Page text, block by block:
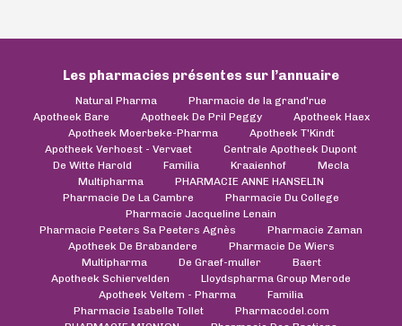
Les pharmacies présentes sur l’annuaire
Natural Pharma
Pharmacie de la grand'rue
Apotheek Bare
Apotheek De Pril Peggy
Apotheek Haex
Apotheek Moerbeke-Pharma
Apotheek T'Kindt
Apotheek Verhoest - Vervaet
Centrale Apotheek Dupont
De Witte Harold
Familia Kraaienhof
Mecla
Multipharma
PHARMACIE ANNE HANSELIN
Pharmacie De La Cambre
Pharmacie Du College
Pharmacie Jacqueline Lenain
Pharmacie Peeters Sa Peeters Agnès
Pharmacie Zaman
Apotheek De Brabandere
Pharmacie De Wiers
Multipharma
De Graef-muller
Baert
Apotheek Schiervelden
Lloydspharma Group Merode
Apotheek Veltem - Pharma
Familia
Pharmacie Isabelle Tollet
Pharmacodel.com